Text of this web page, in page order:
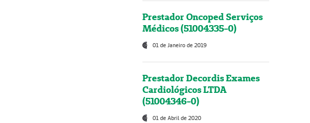
Prestador Oncoped Serviços
Médicos (51004335-0)
01 de Janeiro de 2019
Prestador Decordis Exames
Cardiológicos LTDA
(51004346-0)
01 de Abril de 2020